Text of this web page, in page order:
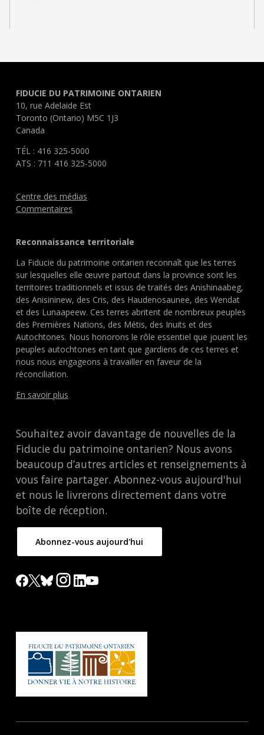
FIDUCIE DU PATRIMOINE ONTARIEN
10, rue Adelaide Est
Toronto (Ontario) M5C 1J3
Canada
TÉL : 416 325-5000
ATS : 711 416 325-5000
Centre des médias
Commentaires
Reconnaissance territoriale
La Fiducie du patrimoine ontarien reconnaît que les terres
sur lesquelles elle œuvre partout dans la province sont les
territoires traditionnels et issus de traités des Anishinaabeg,
des Anisininew, des Cris, des Haudenosaunee, des Wendat
et des Lunaapeew. Ces terres abritent de nombreux peuples
des Premières Nations, des Métis, des Inuits et des
Autochtones. Nous honorons le rôle essentiel que jouent les
peuples autochtones en tant que gardiens de ces terres et
nous nous engageons à travailler en faveur de la
réconciliation.
En savoir plus
Souhaitez avoir davantage de nouvelles de la
Fiducie du patrimoine ontarien? Nous avons
beaucoup d’autres articles et renseignements à
vous faire partager. Abonnez-vous aujourd'hui
et nous le livrerons directement dans votre
boîte de réception.
Abonnez-vous aujourd'hui